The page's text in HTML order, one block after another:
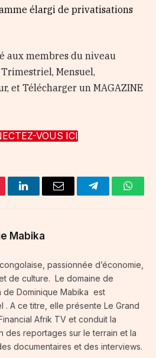
élargi de privatisations
aux membres du niveau
Mensuel,
et Télécharger un MAGAZINE
VOUS ICI
LinkedInEmail Telegram
Mabika
passionnée d’économie,
de culture. Le domaine de
de Dominique Mabika est
. A ce titre, elle présente Le Grand
Afrik TV et conduit la
des reportages sur le terrain et la
documentaires et des interviews.